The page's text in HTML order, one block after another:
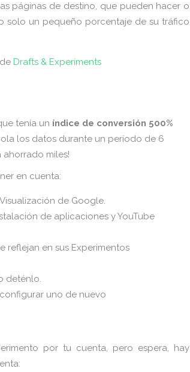
páginas de destino, que pueden hacer o
solo un pequeño porcentaje de su tráfico
Drafts & Experiments
tenía un índice de conversión 500%
los datos durante un período de 6
miles!
en cuenta:
de Google.
de aplicaciones y YouTube
reflejan en sus Experimentos
deténlo.
uno de nuevo
por tu cuenta, pero espera, hay